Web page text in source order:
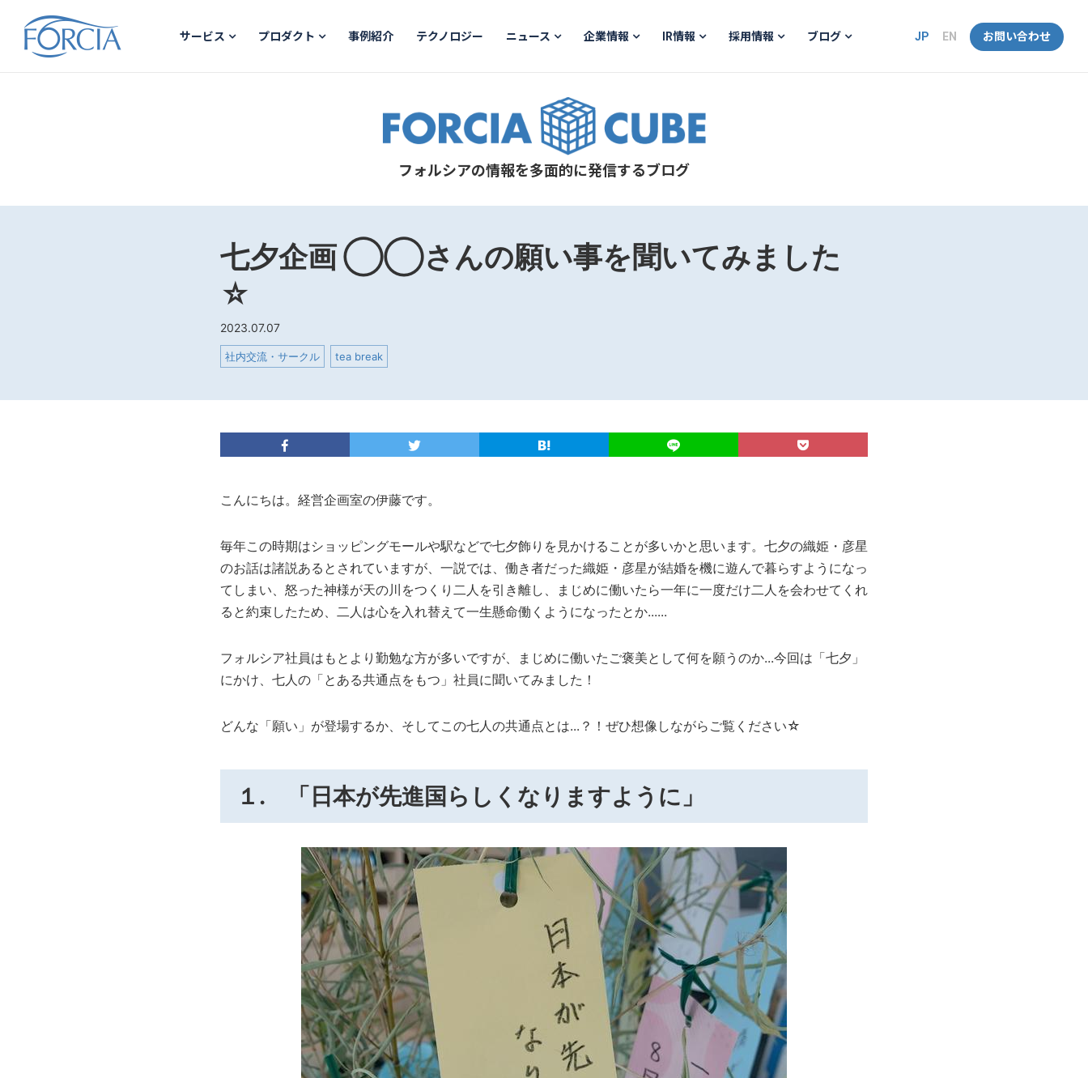
サービス プロダクト 事例紹介 テクノロジー ニュース 企業情報 IR情報 採用情報 ブログ JP EN お問い合わせ
フォルシアの情報を多面的に発信するブログ
七夕企画 ◯◯さんの願い事を聞いてみました
☆
2023.07.07
社内交流・サークル tea break
こんにちは。経営企画室の伊藤です。
毎年この時期はショッピングモールや駅などで七夕飾りを見かけることが多いかと思います。七夕の織姫・彦星
のお話は諸説あるとされていますが、一説では、働き者だった織姫・彦星が結婚を機に遊んで暮らすようになっ
てしまい、怒った神様が天の川をつくり二人を引き離し、まじめに働いたら一年に一度だけ二人を会わせてくれ
ると約束したため、二人は心を入れ替えて一生懸命働くようになったとか......
フォルシア社員はもとより勤勉な方が多いですが、まじめに働いたご褒美として何を願うのか...今回は「七夕」
にかけ、七人の「とある共通点をもつ」社員に聞いてみました！
どんな「願い」が登場するか、そしてこの七人の共通点とは...？！ぜひ想像しながらご覧ください☆
１. 「日本が先進国らしくなりますように」